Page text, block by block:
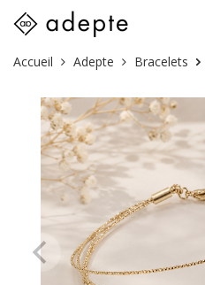
Skip
content
Vous
Accueil Adepte Bracelets